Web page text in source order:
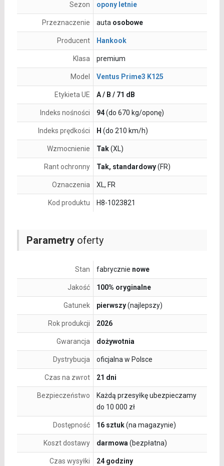
Parametryoferty
Stan fabrycznie nowe
Jakość 100% oryginalne
Gatunek pierwszy(najlepszy)
Rok produkcji 2026
Gwarancja dożywotnia
Dystrybucja oficjalna w Polsce
Czas na zwrot 21 dni
Bezpieczeństwo
Każdą przesyłkę ubezpieczamy
do 10 000 zł
Dostępność 16 sztuk(na magazynie)
Koszt dostawy darmowa (bezpłatna)
Czas wysyłki 24 godziny
Sezon opony letnie
Przeznaczenie auta osobowe
Producent Hankook
Klasa premium
Model Ventus Prime3 K125
Etykieta UE A / B / 71 dB
Indeks nośności 94(do 670 kg/oponę)
Indeks prędkości H (do 210 km/h)
Wzmocnienie Tak(XL)
Rant ochronny Tak, standardowy(FR)
Oznaczenia XL, FR
Kod produktu H8-1023821